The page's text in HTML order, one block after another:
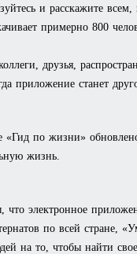
и расскажите
примерно 800
друзья,
приложение станет
по жизни»
жизнь.
электронное
по всей стране,
на то, чтобы найти